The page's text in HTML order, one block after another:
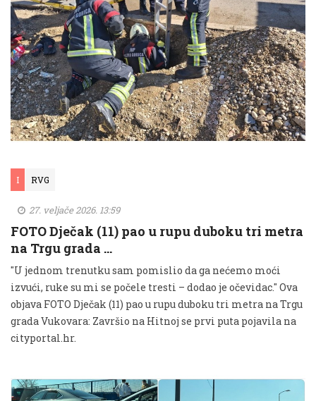
I RVG
27. veljače 2026. 13:59
FOTO Dječak (11) pao u rupu duboku tri metra
na Trgu grada …
"U jednom trenutku sam pomislio da ga nećemo moći
izvući, ruke su mi se počele tresti – dodao je očevidac." Ova
objava FOTO Dječak (11) pao u rupu duboku tri metra na Trgu
grada Vukovara: Završio na Hitnoj se prvi puta pojavila na
cityportal.hr.